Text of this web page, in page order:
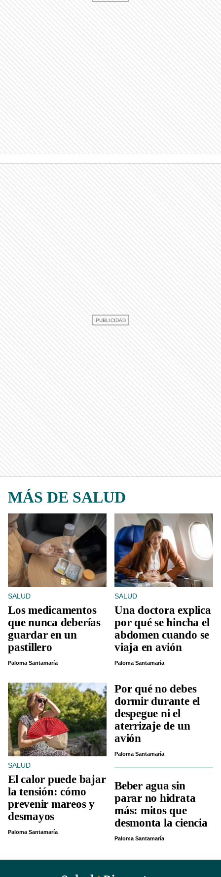
MÁS DE SALUD
SALUD
Los medicamentos
que nunca deberías
guardar en un
pastillero
Paloma Santamaría
SALUD
Una doctora explica
por qué se hincha el
abdomen cuando se
viaja en avión
Paloma Santamaría
SALUD
El calor puede bajar
la tensión: cómo
prevenir mareos y
desmayos
Paloma Santamaría
Por qué no debes
dormir durante el
despegue ni el
aterrizaje de un
avión
Paloma Santamaría
Beber agua sin
parar no hidrata
más: mitos que
desmonta la ciencia
Paloma Santamaría